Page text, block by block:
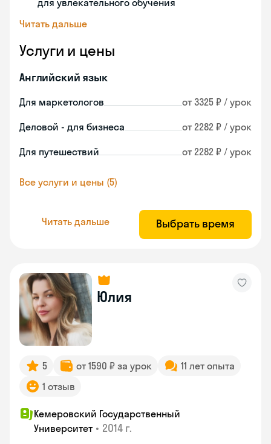
для увлекательного обучения
Читать дальше
Услуги и цены
Английский язык
Для маркетологов от 3325 ₽ / урок
Деловой - для бизнеса от 2282 ₽ / урок
Для путешествий от 2282 ₽ / урок
Все услуги и цены (5)
Читать дальше Выбрать время
Юлия
5 от 1590 ₽ за урок
11 лет опыта
1 отзыв
Кемеровский Государственный
Университет • 2014 г.